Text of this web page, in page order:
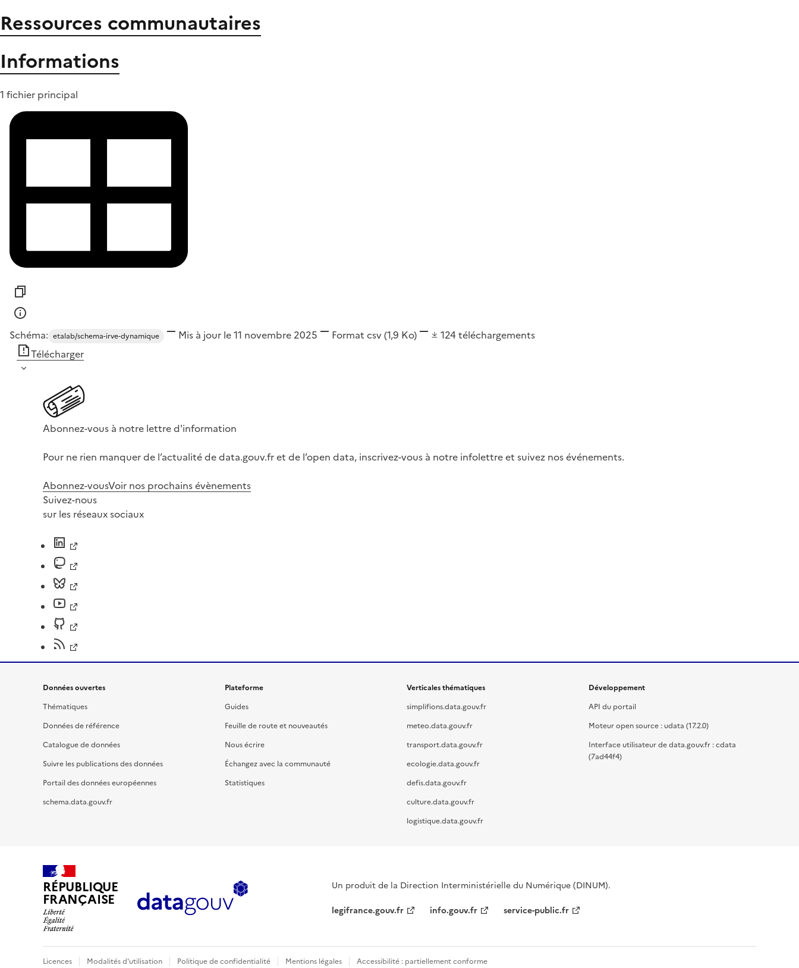
Ressources communautaires
Informations
1 fichier principal
Schéma: etalab/schema-irve-dynamique Mis à jour le 11 novembre 2025 Format csv(1,9 Ko) 124 téléchargements
Télécharger
Abonnez-vous à notre lettre d'information
Pour ne rien manquer de l’actualité de data.gouv.fr et de l’open data, inscrivez-vous à notre infolettre et suivez nos événements.
Abonnez-vousVoir nos prochains évènements
Suivez-nous
sur les réseaux sociaux
Données ouvertes
Thématiques
Données de référence
Catalogue de données
Suivre les publications des données
Portail des données européennes
schema.data.gouv.fr
Plateforme
Guides
Feuille de route et nouveautés
Nous écrire
Échangez avec la communauté
Statistiques
Verticales thématiques
simplifions.data.gouv.fr
meteo.data.gouv.fr
transport.data.gouv.fr
ecologie.data.gouv.fr
defis.data.gouv.fr
culture.data.gouv.fr
logistique.data.gouv.fr
Développement
API du portail
Moteur open source : udata (17.2.0)
Interface utilisateur de data.gouv.fr : cdata
(7ad44f4)
RÉPUBLIQUE
FRANÇAISE
Un produit de la Direction Interministérielle du Numérique (DINUM).
legifrance.gouv.fr
info.gouv.fr service-public.fr
Licences Modalités d'utilisation Politique de confidentialité Mentions légales Accessibilité : partiellement conforme